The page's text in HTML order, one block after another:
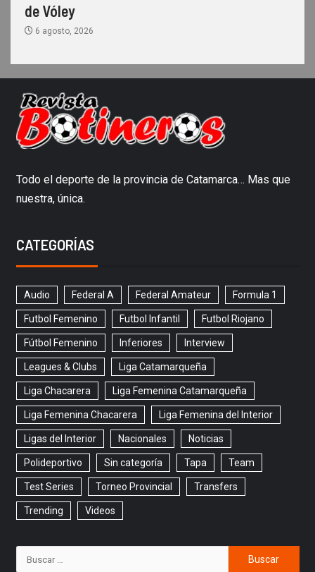
de Vóley
6 agosto, 2026
Todo el deporte de la provincia de Catamarca… Mas que
nuestra, única.
CATEGORÍAS
Audio Federal A Federal Amateur Formula 1
Futbol Femenino Futbol Infantil Futbol Riojano
Fútbol Femenino Inferiores Interview
Leagues & Clubs Liga Catamarqueña
Liga Chacarera Liga Femenina Catamarqueña
Liga Femenina Chacarera Liga Femenina del Interior
Ligas del Interior Nacionales Noticias
Polideportivo Sin categoría Tapa Team
Test Series Torneo Provincial Transfers
Trending Videos